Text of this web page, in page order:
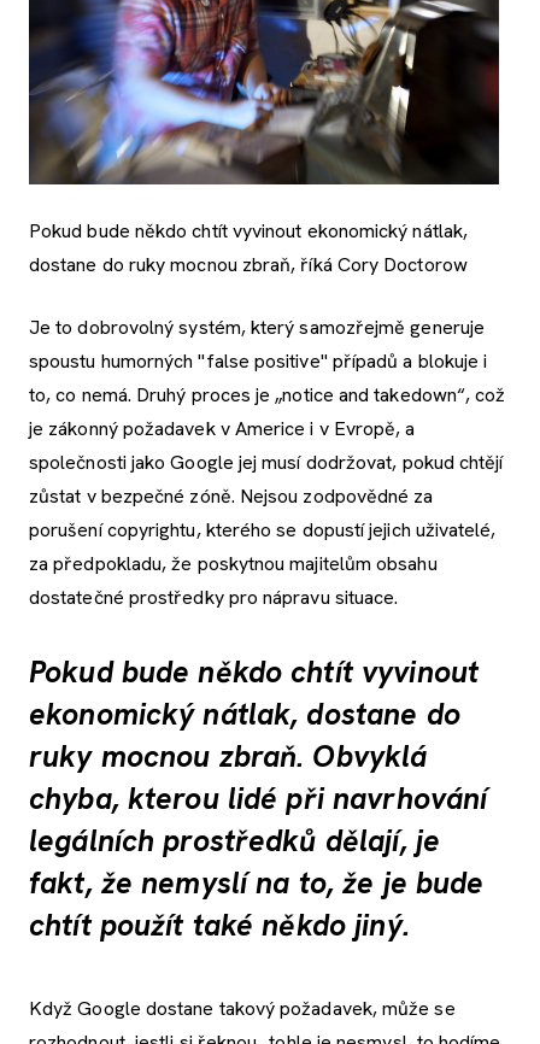
Pokud bude někdo chtít vyvinout ekonomický nátlak,
dostane do ruky mocnou zbraň, říká Cory Doctorow
Je to dobrovolný systém, který samozřejmě generuje
spoustu humorných "false positive" případů a blokuje i
to, co nemá. Druhý proces je „notice and takedown“, což
je zákonný požadavek v Americe i v Evropě, a
společnosti jako Google jej musí dodržovat, pokud chtějí
zůstat v bezpečné zóně. Nejsou zodpovědné za
porušení copyrightu, kterého se dopustí jejich uživatelé,
za předpokladu, že poskytnou majitelům obsahu
dostatečné prostředky pro nápravu situace.
Pokud bude někdo chtít vyvinout
ekonomický nátlak, dostane do
ruky mocnou zbraň. Obvyklá
chyba, kterou lidé při navrhování
legálních prostředků dělají, je
fakt, že nemyslí na to, že je bude
chtít použít také někdo jiný.
Když Google dostane takový požadavek, může se